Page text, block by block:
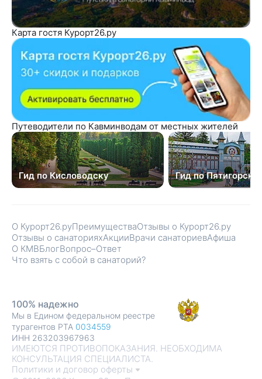
Карта гостя Курорт26.ру
Путеводители по Кавминводам от местных жителей
Гид по Кисловодску Гид по Пятигорску
О Курорт26.руПреимуществаОтзывы о Курорт26.ру
Отзывы о санаторияхАкцииВрачи санаториевАфиша
О КМВБлогВопрос–Ответ
Что взять с собой в санаторий?
ИМЕЮТСЯ ПРОТИВОПОКАЗАНИЯ. НЕОБХОДИМА
КОНСУЛЬТАЦИЯ СПЕЦИАЛИСТА.
Политики и договор оферты
100% надежно
Мы в Едином федеральном реестре
турагентов РТА 0034559
ИНН 263203967963